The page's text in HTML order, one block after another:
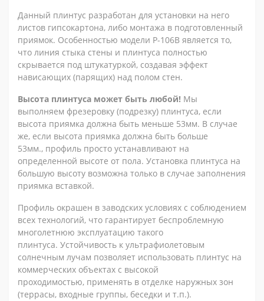
Данный плинтус разработан для установки на него
листов гипсокартона, либо монтажа в подготовленный
приямок. Особенностью модели P-106В является то,
что линия стыка стены и плинтуса полностью
скрывается под штукатуркой, создавая эффект
нависающих (парящих) над полом стен.
Высота плинтуса может быть любой! Мы
выполняем фрезеровку (подрезку) плинтуса, если
высота приямка должна быть меньше 53мм. В случае
же, если высота приямка должна быть больше
53мм., профиль просто устанавливают на
определенной высоте от пола. Установка плинтуса на
большую высоту возможна только в случае заполнения
приямка вставкой.
Профиль окрашен в заводских условиях с соблюдением
всех технологий, что гарантирует беспроблемную
многолетнюю эксплуатацию такого
плинтуса. Устойчивость к ультрафиолетовым
солнечным лучам позволяет использовать плинтус на
коммерческих объектах с высокой
проходимостью, применять в отделке наружных зон
(террасы, входные группы, беседки и т.п.).